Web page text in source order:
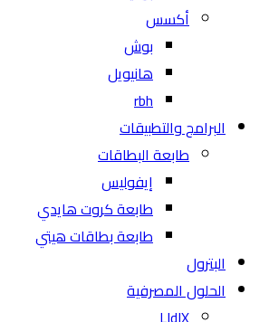
أكسس
بوش
هانيويل
rbh
البرامج والتطبيقات
طابعة البطاقات
إيفوليس
طابعة كروت هايدي
طابعة بطاقات هيتي
البترول
الحلول المصرفية